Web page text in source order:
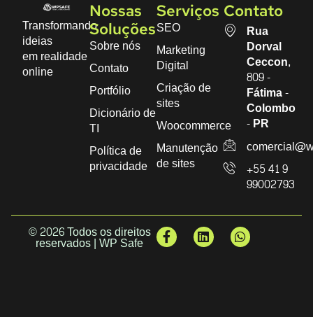
Transformando
ideias
em realidade
online
Nossas
Soluções
Sobre nós
Contato
Portfólio
Dicionário de
TI
Política de
privacidade
Serviços
SEO
Marketing
Digital
Criação de
sites
Woocommerce
Manutenção
de sites
Contato
Rua
Dorval
Ceccon,
809 -
Fátima -
Colombo
- PR
+55 41 9
99002793
© 2026 Todos os direitos
reservados | WP Safe